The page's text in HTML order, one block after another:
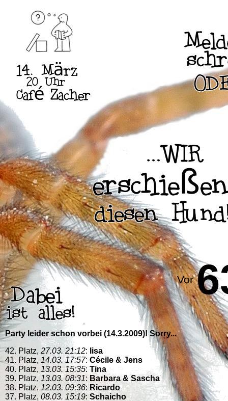
Vor
Party leider schon vorbei (14.3.2009)! Sorry...
42. Platz, 27.03. 21:12: lisa
41. Platz, 14.03. 17:57: Cécile & Jens
40. Platz, 13.03. 15:35: Tina
39. Platz, 13.03. 08:31: Barbara & Sascha
38. Platz, 12.03. 09:36: Ricardo
37. Platz, 08.03. 15:19: Schaicho